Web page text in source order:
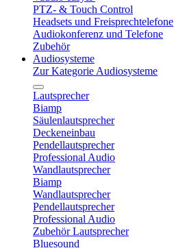
PTZ- & Touch Control
Headsets und Freisprechtelefone
Audiokonferenz und Telefone
Zubehör
Audiosysteme
Zur Kategorie Audiosysteme
Lautsprecher
Biamp
Säulenlautsprecher
Deckeneinbau
Pendellautsprecher
Professional Audio
Wandlautsprecher
Biamp
Wandlautsprecher
Pendellautsprecher
Professional Audio
Zubehör Lautsprecher
Bluesound